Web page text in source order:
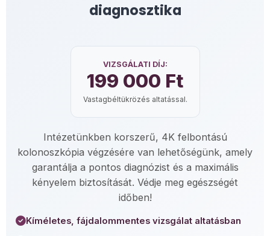
diagnosztika
VIZSGÁLATI DÍJ:
199 000 Ft
Vastagbéltükrözés altatással.
Intézetünkben korszerű, 4K felbontású
kolonoszkópia végzésére van lehetőségünk, amely
garantálja a pontos diagnózist és a maximális
kényelem biztosítását. Védje meg egészségét
időben!
Kíméletes, fájdalommentes vizsgálat altatásban